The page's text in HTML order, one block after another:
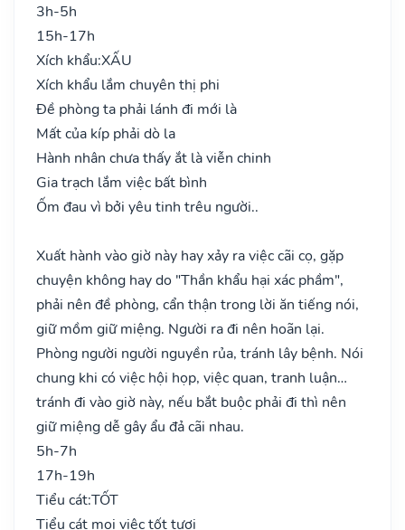
3h-5h
15h-17h
Xích khẩu:XẤU
Xích khẩu lắm chuyên thị phi
Đề phòng ta phải lánh đi mới là
Mất của kíp phải dò la
Hành nhân chưa thấy ắt là viễn chinh
Gia trạch lắm việc bất bình
Ốm đau vì bởi yêu tinh trêu người..
Xuất hành vào giờ này hay xảy ra việc cãi cọ, gặp
chuyện không hay do "Thần khẩu hại xác phầm",
phải nên đề phòng, cẩn thận trong lời ăn tiếng nói,
giữ mồm giữ miệng. Người ra đi nên hoãn lại.
Phòng người người nguyền rủa, tránh lây bệnh. Nói
chung khi có việc hội họp, việc quan, tranh luận…
tránh đi vào giờ này, nếu bắt buộc phải đi thì nên
giữ miệng dễ gây ẩu đả cãi nhau.
5h-7h
17h-19h
Tiểu cát:TỐT
Tiểu cát mọi việc tốt tươi